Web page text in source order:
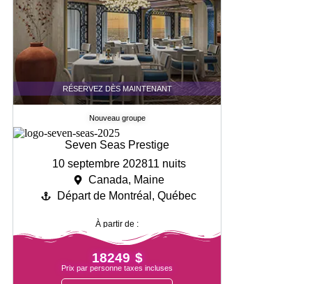
RÉSERVEZ DÈS MAINTENANT
Nouveau groupe
Seven Seas Prestige
10 septembre 202811 nuits
Canada, Maine
Départ de Montréal, Québec
À partir de :
18249 $
Prix par personne taxes incluses